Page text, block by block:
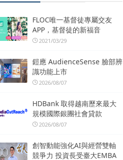
FLOC唯一基督徒專屬交友
APP，基督徒的新福音
2021/03/29
鎧應 AudienceSense 臉部辨
識功能上市
2026/08/07
HDBank 取得越南歷來最大
規模國際銀團社會貸款
2026/08/07
創智動能強化AI與經營雙軸
競爭力 投資長受臺大EMBA